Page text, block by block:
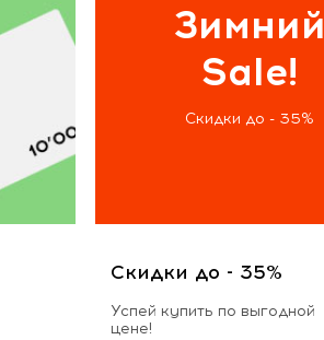
Зимний
Sale!
Скидки до - 35%
Скидки до - 35%
Успей купить по выгодной
цене!